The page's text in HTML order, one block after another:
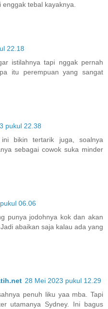
enggak tebal kayaknya.
22.18
istilahnya tapi nggak pernah
itu perempuan yang sangat
pukul 22.38
bikin tertarik juga, soalnya
sebagai cowok suka minder
06.06
punya jodohnya kok dan akan
abaikan saja kalau ada yang
28 Mei 2023 pukul 12.29
penuh liku yaa mba. Tapi
utamanya Sydney. Ini bagus